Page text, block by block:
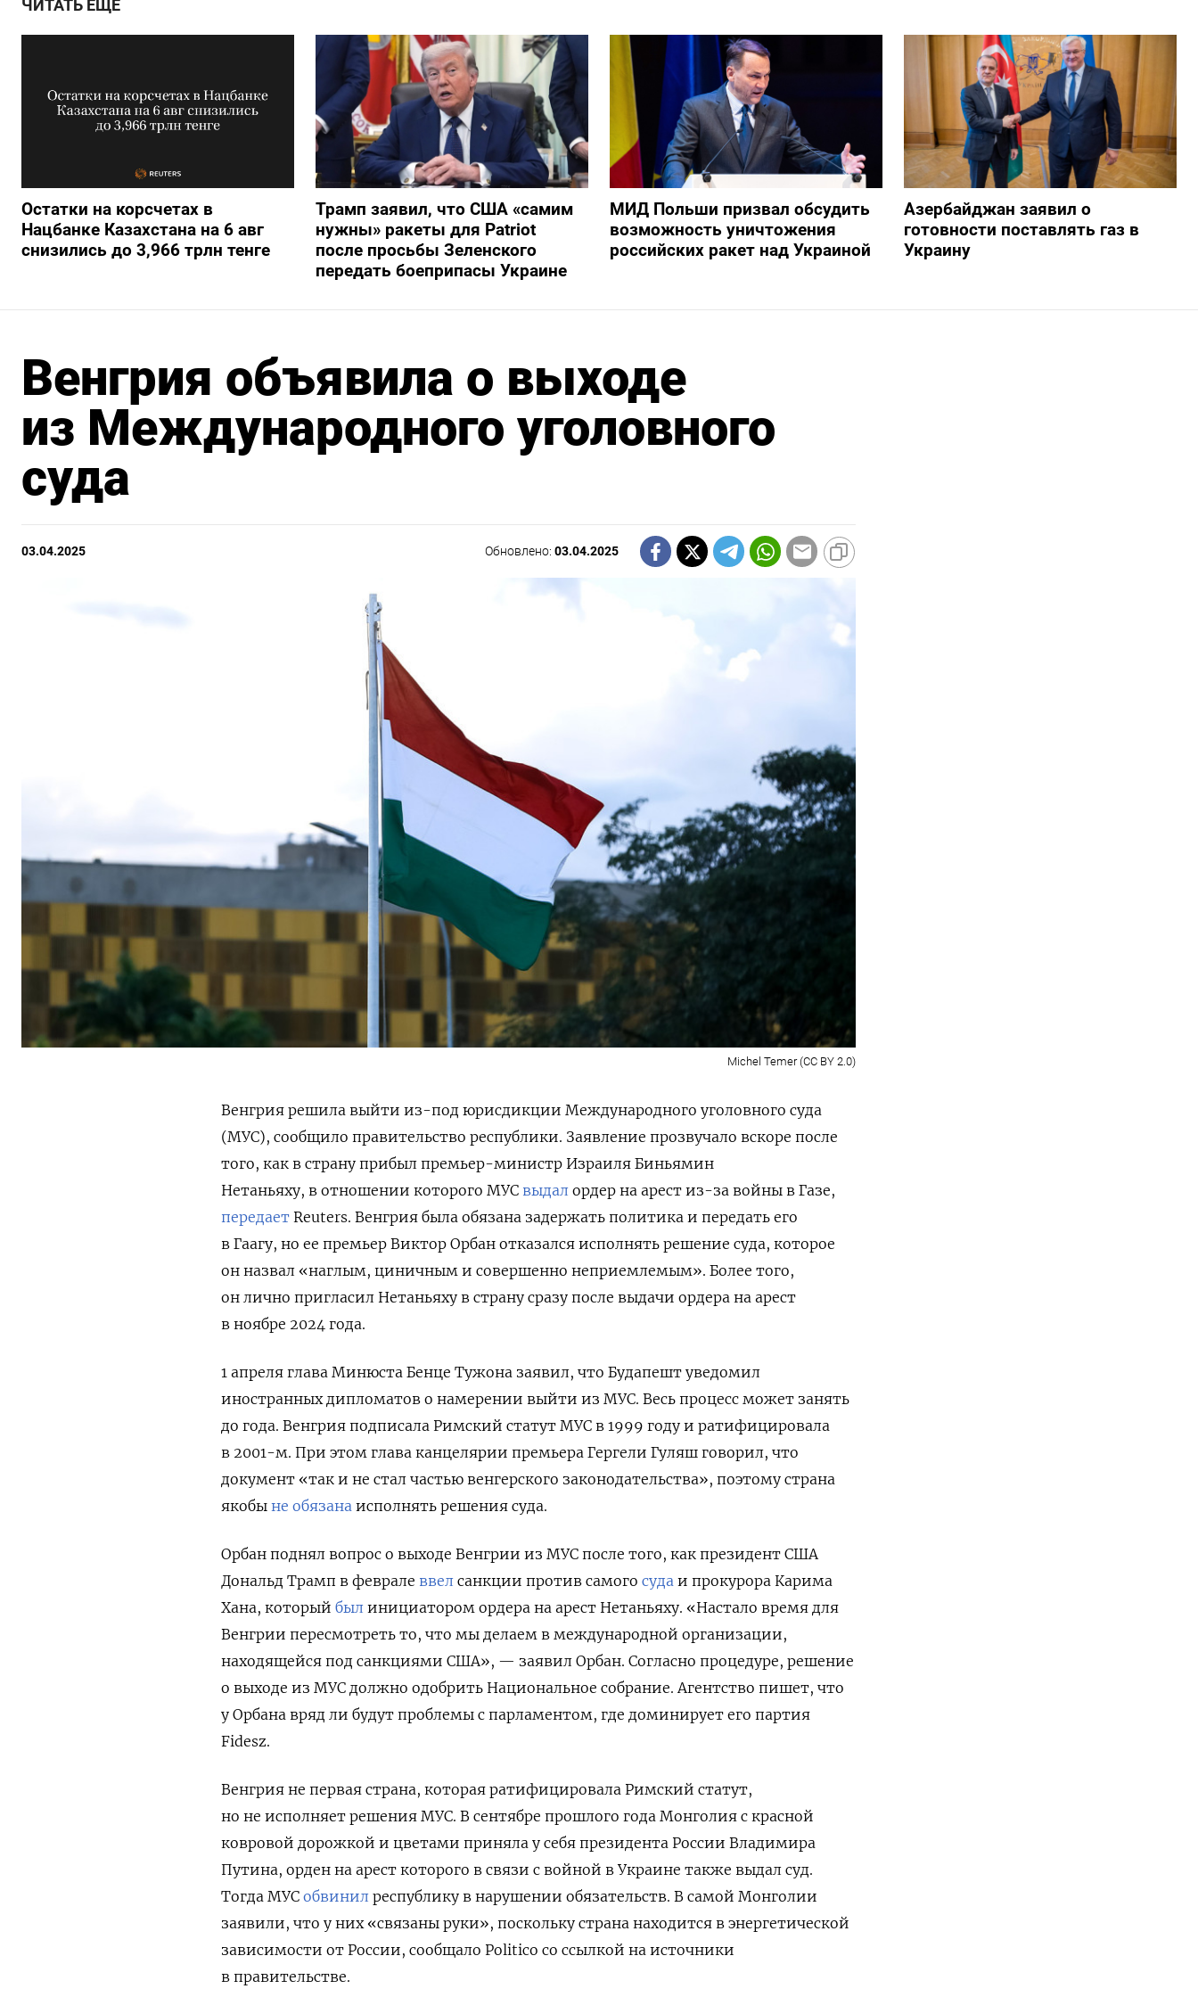
ЧИТАТЬ ЕЩЕ
Остатки на корсчетах в
Нацбанке Казахстана на 6 авг
снизились до 3,966 трлн тенге
Трамп заявил, что США «самим
нужны» ракеты для Patriot
после просьбы Зеленского
передать боеприпасы Украине
МИД Польши призвал обсудить
возможность уничтожения
российских ракет над Украиной
Азербайджан заявил о
готовности поставлять газ в
Украину
Венгрия объявила о выходе
из Международного уголовного
суда
03.04.2025 Обновлено:03.04.2025
Michel Temer (CC BY 2.0)
Венгрия решила выйти из-под юрисдикции Международного уголовного суда
(МУС), сообщило правительство республики. Заявление прозвучало вскоре после
того, как в страну прибыл премьер-министр Израиля Биньямин
Нетаньяху, в отношении которого МУС выдал ордер на арест из-за войны в Газе,
передает Reuters. Венгрия была обязана задержать политика и передать его
в Гаагу, но ее премьер Виктор Орбан отказался исполнять решение суда, которое
он назвал «наглым, циничным и совершенно неприемлемым». Более того,
он лично пригласил Нетаньяху в страну сразу после выдачи ордера на арест
в ноябре 2024 года.
1 апреля глава Минюста Бенце Тужона заявил, что Будапешт уведомил
иностранных дипломатов о намерении выйти из МУС. Весь процесс может занять
до года. Венгрия подписала Римский статут МУС в 1999 году и ратифицировала
в 2001-м. При этом глава канцелярии премьера Гергели Гуляш говорил, что
документ «так и не стал частью венгерского законодательства», поэтому страна
якобы не обязана исполнять решения суда.
Орбан поднял вопрос о выходе Венгрии из МУС после того, как президент США
Дональд Трамп в феврале ввел санкции против самого суда и прокурора Карима
Хана, который был инициатором ордера на арест Нетаньяху. «Настало время для
Венгрии пересмотреть то, что мы делаем в международной организации,
находящейся под санкциями США», — заявил Орбан. Согласно процедуре, решение
о выходе из МУС должно одобрить Национальное собрание. Агентство пишет, что
у Орбана вряд ли будут проблемы с парламентом, где доминирует его партия
Fidesz.
Венгрия не первая страна, которая ратифицировала Римский статут,
но не исполняет решения МУС. В сентябре прошлого года Монголия с красной
ковровой дорожкой и цветами приняла у себя президента России Владимира
Путина, орден на арест которого в связи с войной в Украине также выдал суд.
Тогда МУС обвинил республику в нарушении обязательств. В самой Монголии
заявили, что у них «связаны руки», поскольку страна находится в энергетической
зависимости от России, сообщало Politico со ссылкой на источники
в правительстве.